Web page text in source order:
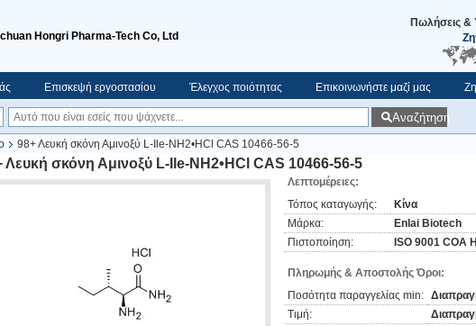
Hongri Pharma-Tech Co, Ltd
Πωλήσεις &
Επισκεψή εργοστασίου Έλεγχος ποιότητας Επικοινωνήστε μαζί μας
Αναζήτηση
98+ Λευκή σκόνη Αμινοξύ L-Ile-NH2•HCl CAS 10466-56-5
Λευκή σκόνη Αμινοξύ L-Ile-NH2•HCl CAS 10466-56-5
Λεπτομέρειες:
Τόπος καταγωγής:
Κίνα
Μάρκα:
Enlai Biotech
Πιστοποίηση:
ISO 9001 COA
Πληρωμής & Αποστολής Όροι:
Ποσότητα παραγγελίας min:
Τιμή: